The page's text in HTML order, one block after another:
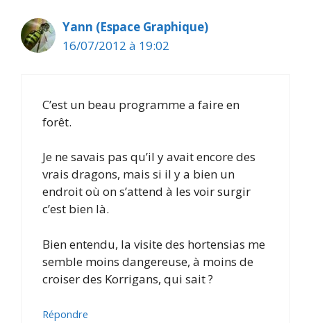
Yann (Espace Graphique)
16/07/2012 à 19:02
C’est un beau programme a faire en
forêt.
Je ne savais pas qu’il y avait encore des
vrais dragons, mais si il y a bien un
endroit où on s’attend à les voir surgir
c’est bien là.
Bien entendu, la visite des hortensias me
semble moins dangereuse, à moins de
croiser des Korrigans, qui sait ?
Répondre